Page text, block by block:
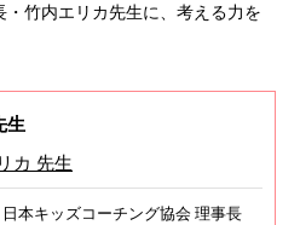
竹内エリカ先生に、考える力を
生
カ 先生
日本キッズコーチング協会 理事長